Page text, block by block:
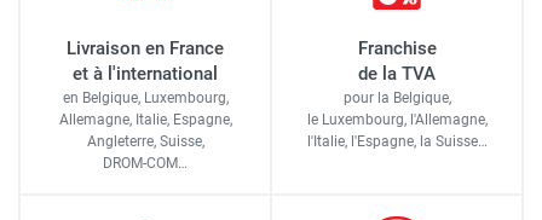
Livraison en France
et à l'international
en Belgique, Luxembourg,
Allemagne, Italie, Espagne,
Angleterre, Suisse,
DROM-COM…
Franchise
de la TVA
pour la Belgique,
le Luxembourg, l'Allemagne,
l'Italie, l'Espagne, la Suisse…